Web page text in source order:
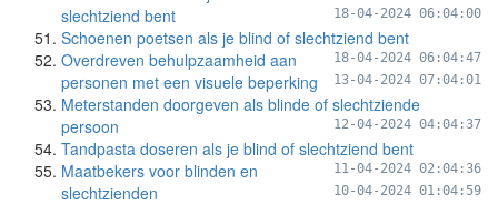
slechtziend bent
18-04-2024 06:04:00
Schoenen poetsen als je blind of slechtziend bent
18-04-2024 06:04:47
Overdreven behulpzaamheid aan
personen met een visuele beperking
13-04-2024 07:04:01
Meterstanden doorgeven als blinde of slechtziende
persoon
12-04-2024 04:04:37
Tandpasta doseren als je blind of slechtziend bent
11-04-2024 02:04:36
Maatbekers voor blinden en
slechtzienden
10-04-2024 01:04:59